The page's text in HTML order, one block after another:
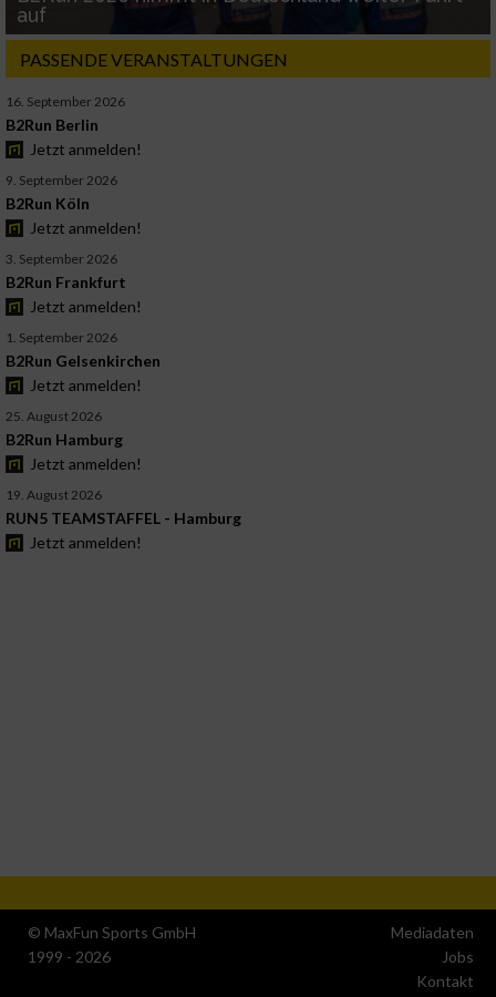
auf
PASSENDE VERANSTALTUNGEN
16. September 2026
B2Run Berlin
Jetzt anmelden!
9. September 2026
B2Run Köln
Jetzt anmelden!
3. September 2026
B2Run Frankfurt
Jetzt anmelden!
1. September 2026
B2Run Gelsenkirchen
Jetzt anmelden!
25. August 2026
B2Run Hamburg
Jetzt anmelden!
19. August 2026
RUN5 TEAMSTAFFEL - Hamburg
Jetzt anmelden!
© MaxFun Sports GmbH
1999 - 2026
Mediadaten
Jobs
Kontakt